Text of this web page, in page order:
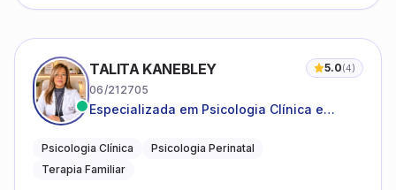
TALITA KANEBLEY 5.0(4)
06/212705
Especializada em Psicologia Clínica e
famílias
Psicologia Clínica
Psicologia Perinatal
Terapia Familiar